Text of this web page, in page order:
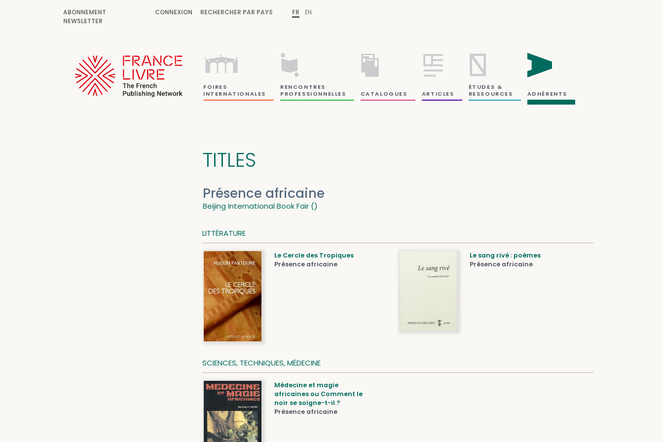
ABONNEMENT
NEWSLETTER
CONNEXION RECHERCHER PAR PAYS FR EN
FOIRES
INTERNATIONALES
RENCONTRES
PROFESSIONNELLES
CATALOGUES ARTICLES
ÉTUDES &
RESSOURCES
ADHÉRENTS
TITLES
Présence africaine
Beijing International Book Fair ()
LITTÉRATURE
Le Cercle des Tropiques
Présence africaine
Le sang rivé : poèmes
Présence africaine
SCIENCES, TECHNIQUES, MÉDECINE
Médecine et magie
africaines ou Comment le
noir se soigne-t-il ?
Présence africaine